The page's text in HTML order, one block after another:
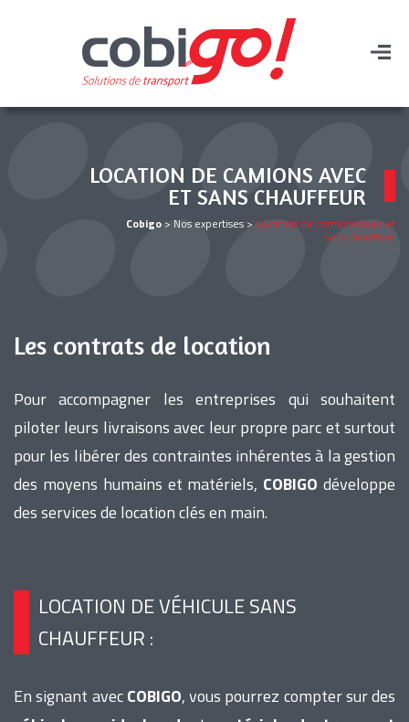
LOCATION DE CAMIONS AVEC
ET SANS CHAUFFEUR
Cobigo > Nos expertises > Location de camions avec et
sans chauffeur
Les contrats de location
Pour accompagner les entreprises qui souhaitent
piloter leurs livraisons avec leur propre parc et surtout
pour les libérer des contraintes inhérentes à la gestion
des moyens humains et matériels, COBIGO développe
des services de location clés en main.
LOCATION DE VÉHICULE SANS
CHAUFFEUR :
En signant avecCOBIGO, vous pourrez compter sur des